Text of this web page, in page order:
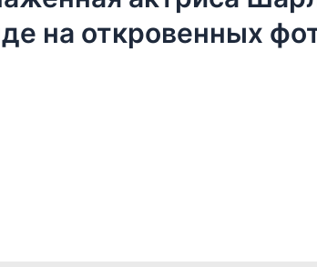
на откровенных